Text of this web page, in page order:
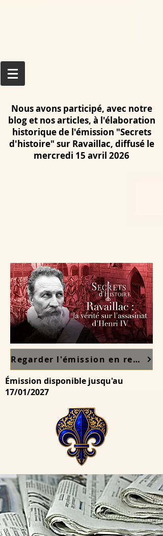
Nous avons participé, avec notre
blog et nos articles, à l'élaboration
historique de l'émission "Secrets
d'histoire" sur Ravaillac, diffusé le
mercredi 15 avril 2026
Regarder l'émission en replay sur France TV ici
Émission disponible jusqu'au
17/01/2027